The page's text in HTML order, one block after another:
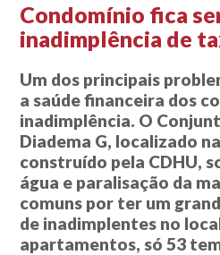
Condomínio fica
inadimplência de
Um dos principais
a saúde financeira dos
inadimplência. O
Diadema G, localizado
construído pela CDHU,
água e paralisação da
comuns por ter um
de inadimplentes no
apartamentos, só 53